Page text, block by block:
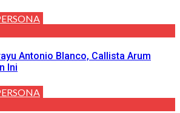
Antonio Blanco, Callista Arum
Ini